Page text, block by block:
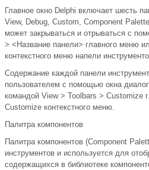
Главное окно Delphi включает шесть
View, Debug, Custom, Component
может закрываться и отрываться с
> <Название панели> главного меню
контекстного меню напели
Содержание каждой панели
пользователем с помощью окна
командой View > Toolbars > Customize
Customize контекстного меню.
Палитра компонентов
Палитра компонентов (Component
инструментов и используется для
содержащихся в библиотеке